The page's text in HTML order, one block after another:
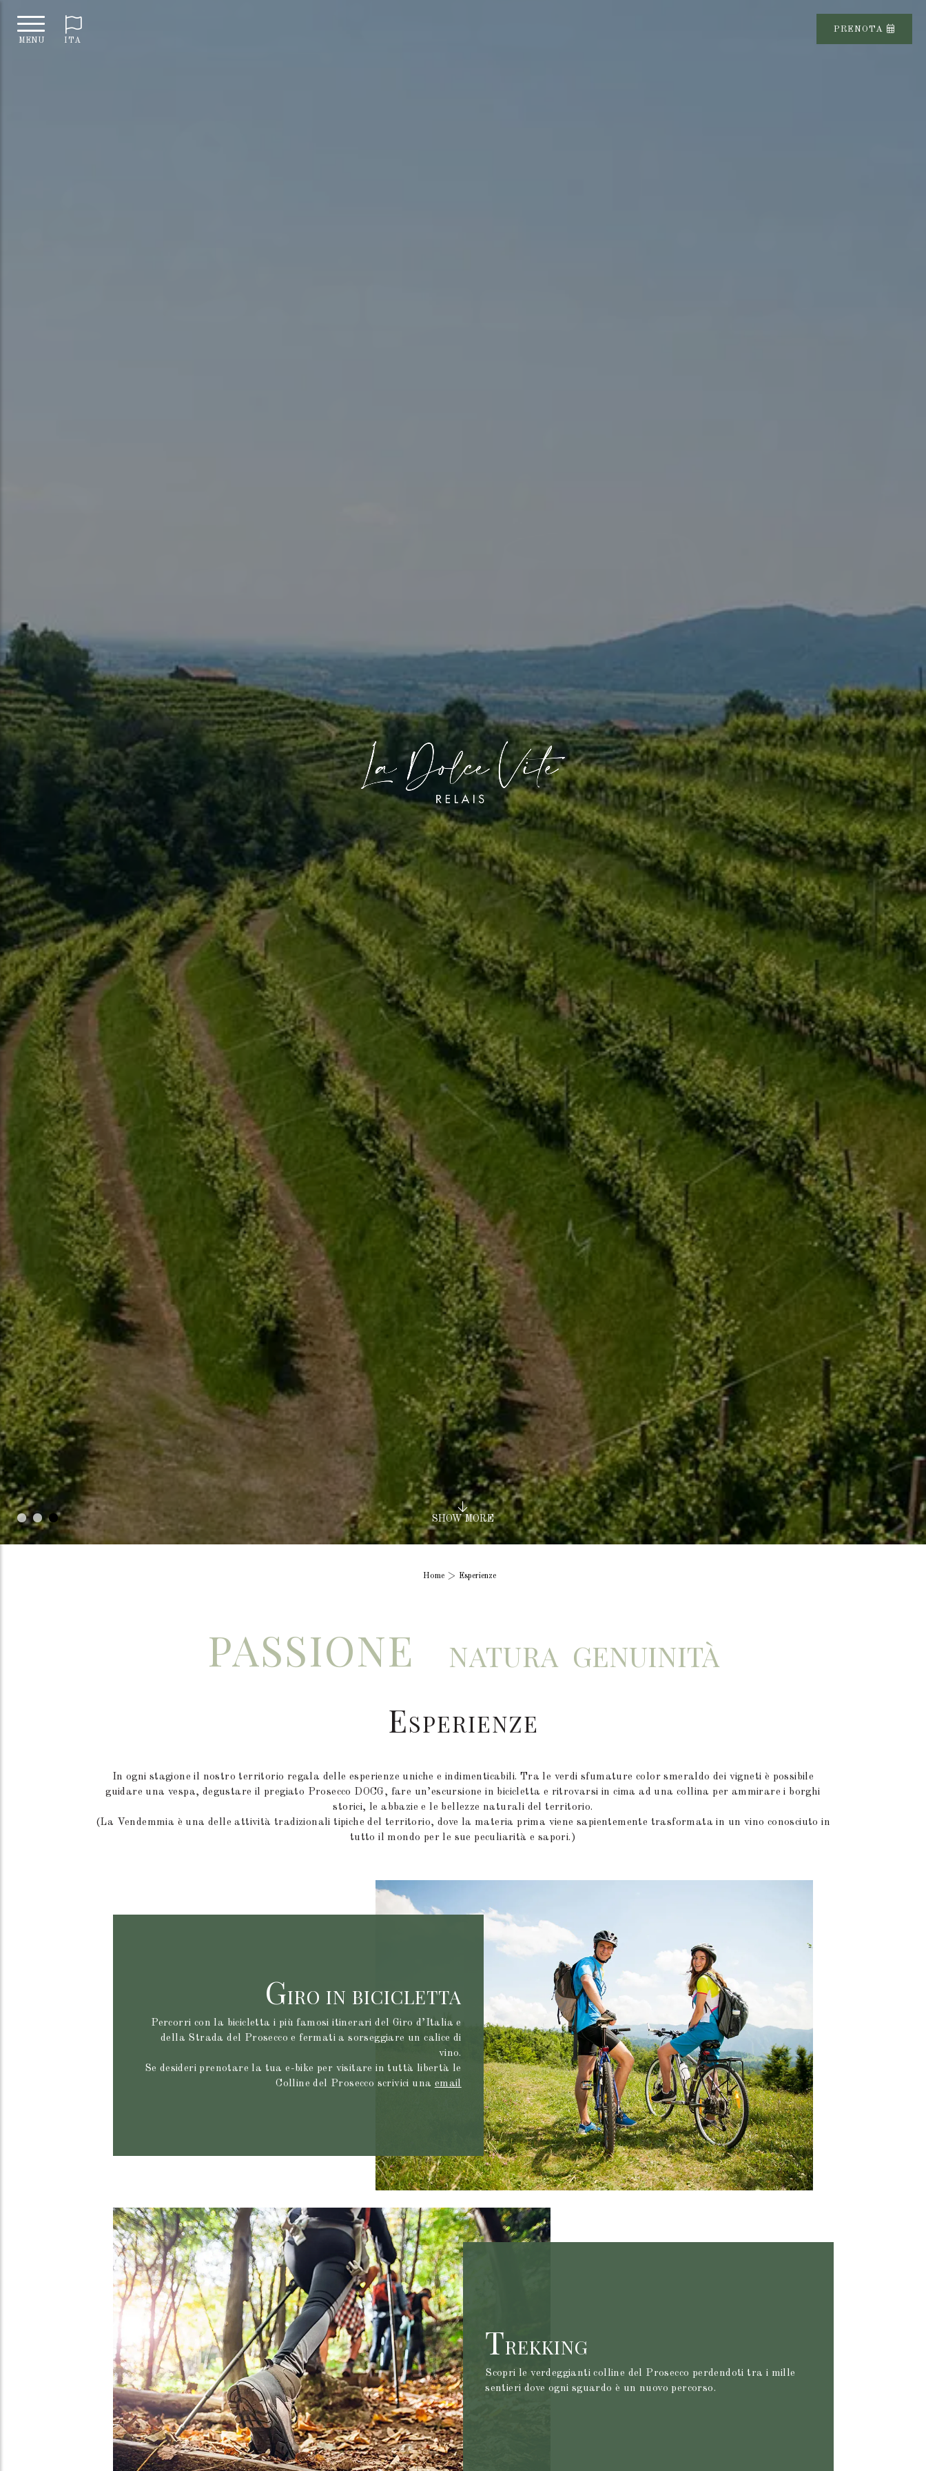
PRENOTA
MENU ITA
SHOW MORE
Home Esperienze
PASSIONE NATURA GENUINITÀ
ESPERIENZE
In ogni stagione il nostro territorio regala delle esperienze uniche e indimenticabili. Tra le verdi sfumature color smeraldo dei vigneti è possibile
guidare una vespa, degustare il pregiato Prosecco DOCG, fare un’escursione in bicicletta e ritrovarsi in cima ad una collina per ammirare i borghi
storici, le abbazie e le bellezze naturali del territorio.
(La Vendemmia è una delle attività tradizionali tipiche del territorio, dove la materia prima viene sapientemente trasformata in un vino conosciuto in
tutto il mondo per le sue peculiarità e sapori.)
GIRO IN BICICLETTA
Percorri con la bicicletta i più famosi itinerari del Giro d’Italia e
della Strada del Prosecco e fermati a sorseggiare un calice di
vino.
Se desideri prenotare la tua e-bike per visitare in tuttà libertà le
Colline del Prosecco scrivici una email
TREKKING
Scopri le verdeggianti colline del Prosecco perdendoti tra i mille
sentieri dove ogni sguardo è un nuovo percorso.